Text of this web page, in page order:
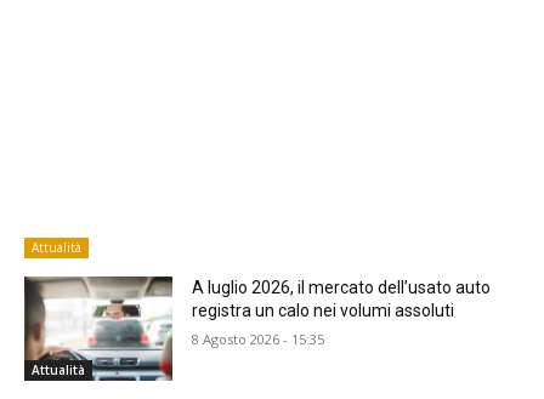
Attualità
Attualità
A luglio 2026, il mercato dell’usato auto
registra un calo nei volumi assoluti
8 Agosto 2026 - 15:35